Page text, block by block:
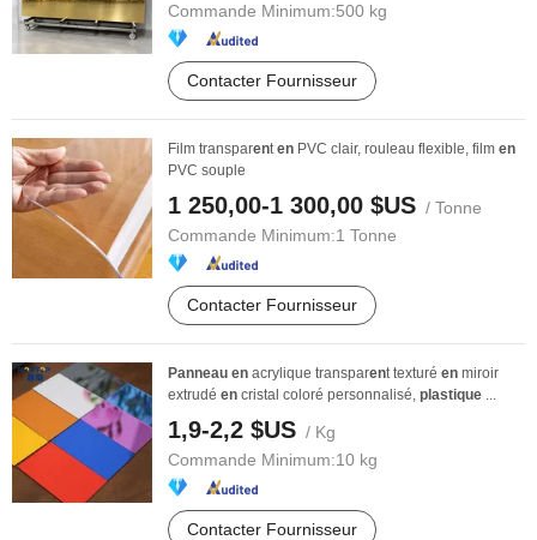
Commande Minimum:500 kg
Contacter Fournisseur
Film transparenten PVC clair, rouleau flexible, film en
PVC souple
1 250,00-1 300,00 $US / Tonne
Commande Minimum:1 Tonne
Contacter Fournisseur
Panneau en acrylique transparent texturé en miroir
extrudé en cristal coloré personnalisé, plastique ...
1,9-2,2 $US / Kg
Commande Minimum:10 kg
Contacter Fournisseur